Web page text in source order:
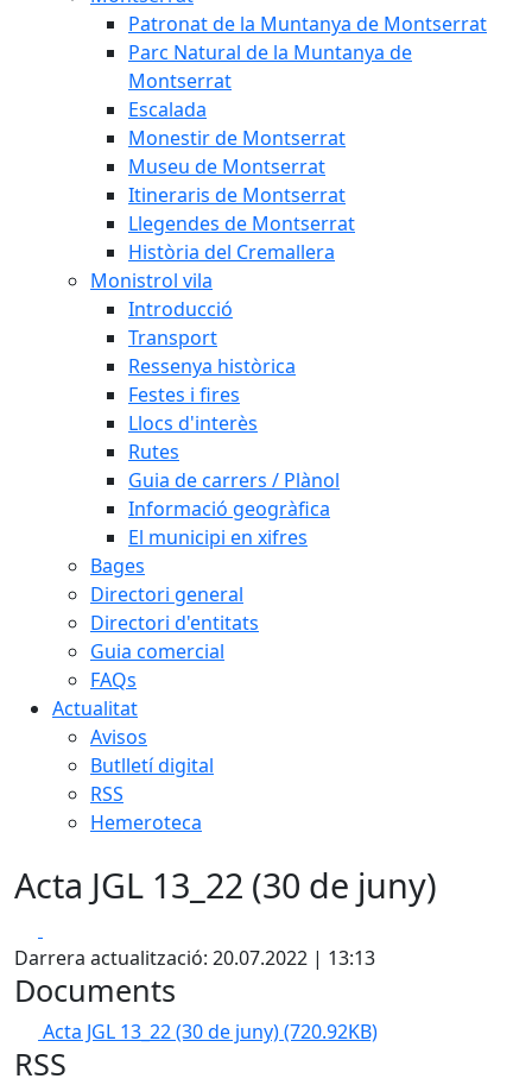
Patronat de la Muntanya de Montserrat
Parc Natural de la Muntanya de
Montserrat
Escalada
Monestir de Montserrat
Museu de Montserrat
Itineraris de Montserrat
Llegendes de Montserrat
Història del Cremallera
Monistrol vila
Introducció
Transport
Ressenya històrica
Festes i fires
Llocs d'interès
Rutes
Guia de carrers / Plànol
Informació geogràfica
El municipi en xifres
Bages
Directori general
Directori d'entitats
Guia comercial
FAQs
Actualitat
Avisos
Butlletí digital
RSS
Hemeroteca
Acta JGL 13_22 (30 de juny)
Darrera actualització: 20.07.2022 | 13:13
Documents
Acta JGL 13_22 (30 de juny)(720.92KB)
RSS